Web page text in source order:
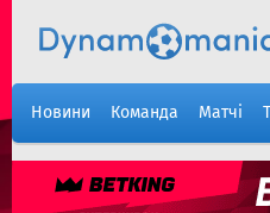
Новини Команда Матчі